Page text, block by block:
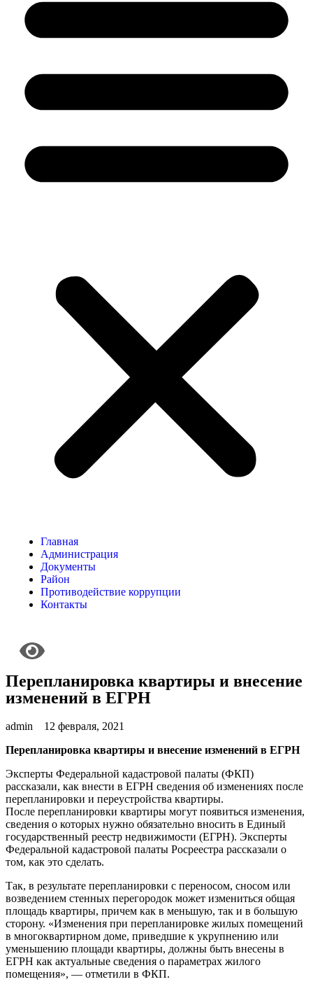
Главная
Администрация
Документы
Район
Противодействие коррупции
Контакты
Перепланировка квартиры и внесение
изменений в ЕГРН
admin
12 февраля, 2021
Перепланировка квартиры и внесение изменений в ЕГРН
Эксперты Федеральной кадастровой палаты (ФКП)
рассказали, как внести в ЕГРН сведения об изменениях после
перепланировки и переустройства квартиры.
После перепланировки квартиры могут появиться изменения,
сведения о которых нужно обязательно вносить в Единый
государственный реестр недвижимости (ЕГРН). Эксперты
Федеральной кадастровой палаты Росреестра рассказали о
том, как это сделать.
Так, в результате перепланировки с переносом, сносом или
возведением стенных перегородок может измениться общая
площадь квартиры, причем как в меньшую, так и в большую
сторону. «Изменения при перепланировке жилых помещений
в многоквартирном доме, приведшие к укрупнению или
уменьшению площади квартиры, должны быть внесены в
ЕГРН как актуальные сведения о параметрах жилого
помещения», — отметили в ФКП.